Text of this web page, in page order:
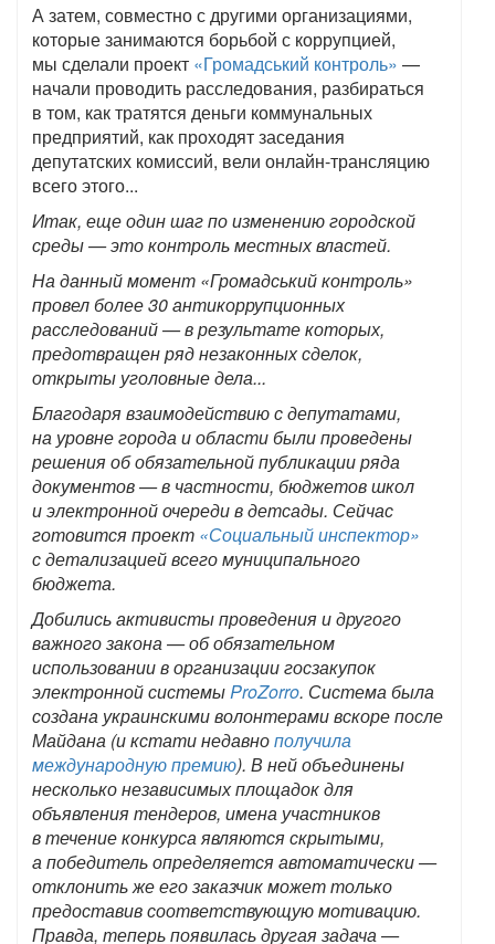
А затем, совместно с другими организациями,
которые занимаются борьбой с коррупцией,
мы сделали проект «Громадський контроль» —
начали проводить расследования, разбираться
в том, как тратятся деньги коммунальных
предприятий, как проходят заседания
депутатских комиссий, вели онлайн-трансляцию
всего этого...
Итак, еще один шаг по изменению городской
среды — это контроль местных властей.
На данный момент «Громадський контроль»
провел более 30 антикоррупционных
расследований — в результате которых,
предотвращен ряд незаконных сделок,
открыты уголовные дела...
Благодаря взаимодействию с депутатами,
на уровне города и области были проведены
решения об обязательной публикации ряда
документов — в частности, бюджетов школ
и электронной очереди в детсады. Сейчас
готовится проект «Социальный инспектор»
с детализацией всего муниципального
бюджета.
Добились активисты проведения и другого
важного закона — об обязательном
использовании в организации госзакупок
электронной системыProZorro. Система была
создана украинскими волонтерами вскоре после
Майдана (и кстати недавнополучила
международную премию). В ней объединены
несколько независимых площадок для
объявления тендеров, имена участников
в течение конкурса являются скрытыми,
а победитель определяется автоматически —
отклонить же его заказчик может только
предоставив соответствующую мотивацию.
Правда, теперь появилась другая задача —